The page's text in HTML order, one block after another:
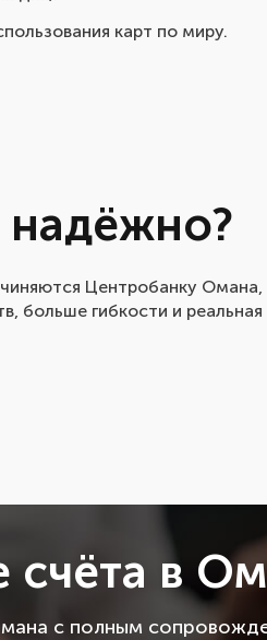
карт по миру.
Центробанку
больше гибкости и
счёта в
с полным